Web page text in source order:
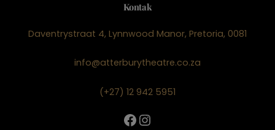
Kontak
Daventrystraat 4, Lynnwood Manor, Pretoria, 0081
info@atterburytheatre.co.za
(+27) 12 942 5951
Facebook
Instagram